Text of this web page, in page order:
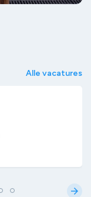
Alle vacatures
arrow_forward